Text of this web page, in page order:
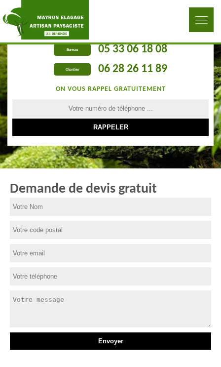
Bureau 05 33 06 18 08
Chantier 06 28 26 11 89
ON VOUS RAPPEL GRATUITEMENT
Demande de devis gratuit